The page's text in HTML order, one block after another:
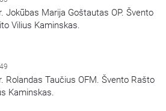
Jokūbas Marija Goštautas OP. Švento
Vilius Kaminskas.
Rolandas Taučius OFM. Švento Rašto
Kaminskas.